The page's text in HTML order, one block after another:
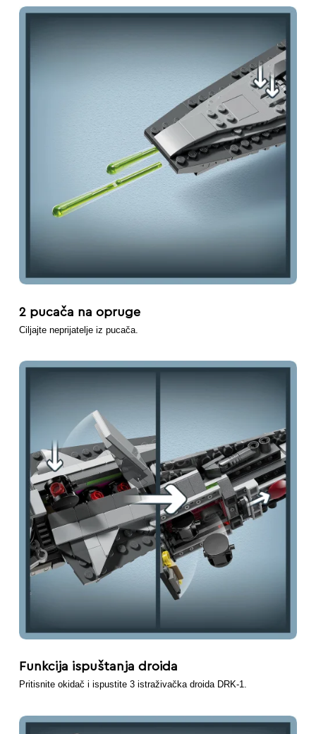
2 pucača na opruge
Ciljajte neprijatelje iz pucača.
Funkcija ispuštanja droida
Pritisnite okidač i ispustite 3 istraživačka droida DRK-1.